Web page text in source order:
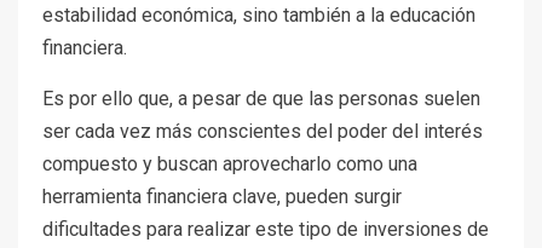
estabilidad económica, sino también a la educación
financiera.
Es por ello que, a pesar de que las personas suelen
ser cada vez más conscientes del poder del interés
compuesto y buscan aprovecharlo como una
herramienta financiera clave, pueden surgir
dificultades para realizar este tipo de inversiones de